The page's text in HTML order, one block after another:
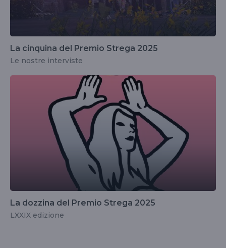
La cinquina del Premio Strega 2025
Le nostre interviste
La dozzina del Premio Strega 2025
LXXIX edizione